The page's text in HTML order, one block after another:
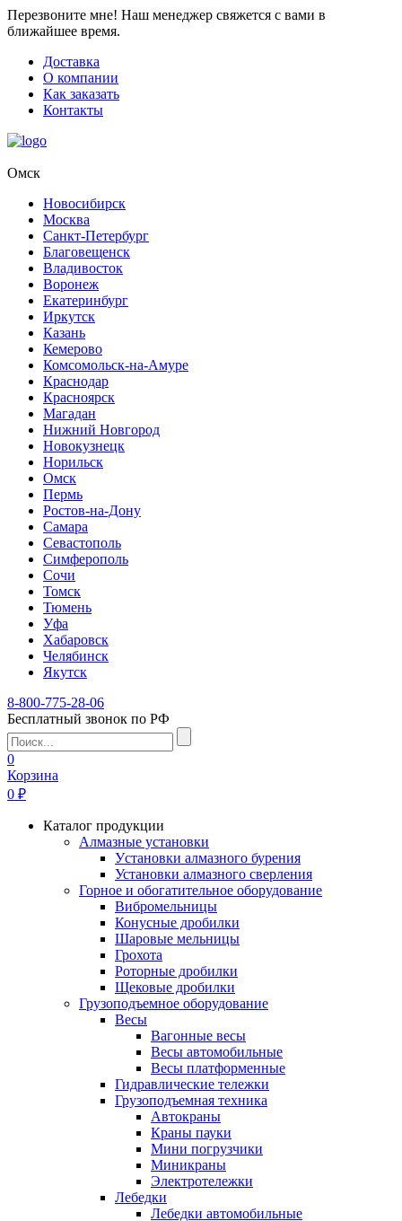
Перезвоните мне! Наш менеджер свяжется с вами в
ближайшее время.
Доставка
О компании
Как заказать
Контакты
Омск
Новосибирск
Москва
Санкт-Петербург
Благовещенск
Владивосток
Воронеж
Екатеринбург
Иркутск
Казань
Кемерово
Комсомольск-на-Амуре
Краснодар
Красноярск
Магадан
Нижний Новгород
Новокузнецк
Норильск
Омск
Пермь
Ростов-на-Дону
Самара
Севастополь
Симферополь
Сочи
Томск
Тюмень
Уфа
Хабаровск
Челябинск
Якутск
8-800-775-28-06
Бесплатный звонок по РФ
0
Корзина
0 ₽
Каталог продукции
Алмазные установки
Уcтановки алмазного бурения
Установки алмазного сверления
Горное и обогатительное оборудование
Вибромельницы
Конусные дробилки
Шаровые мельницы
Грохота
Роторные дробилки
Щековые дробилки
Грузоподъемное оборудование
Весы
Вагонные весы
Весы автомобильные
Весы платформенные
Гидравлические тележки
Грузоподъемная техника
Автокраны
Краны пауки
Мини погрузчики
Миникраны
Электротележки
Лебедки
Лебедки автомобильные